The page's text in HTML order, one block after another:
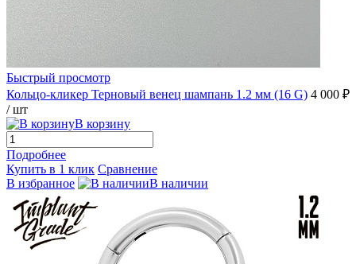
Быстрый просмотр
Кольцо-кликер Терновый венец шампань 1.2 мм (16 G) 4 000 ₽
/ шт
В корзину
Подробнее
Купить в 1 клик Сравнение
В избранное
В наличии